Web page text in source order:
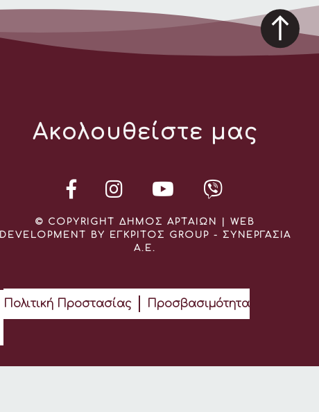
Ακολουθείστε μας
© COPYRIGHT ΔΗΜΟΣ ΑΡΤΑΙΩΝ | WEB
DEVELOPMENT BY ΕΓΚΡΙΤΟΣ GROUP - ΣΥΝΕΡΓΑΣΙΑ
Α.Ε.
Πολιτική Προστασίας Προσβασιμότητα